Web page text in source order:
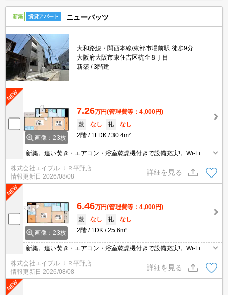
新築 賃貸アパート ニューバッツ
大和路線・関西本線/東部市場前駅 徒歩9分
大阪府大阪市東住吉区杭全８丁目
新築
3階建
画像：23枚
7.26万円(管理費等：4,000円)
敷
なし 礼
なし
2階
1LDK 30.4m²
新築。追い焚き・エアコン・浴室乾燥機付きで設備充実!。Wi-Fi無
料。温水洗浄便座付き。システムキッチン。オートロック。退去時
清掃費44,000円。
株式会社エイブル ＪＲ平野店
情報更新日 2026/08/08
詳細を見る
画像：23枚
6.46万円(管理費等：4,000円)
敷
なし 礼
なし
2階
1DK 25.6m²
新築。追い焚き・エアコン・浴室乾燥機付きで設備充実!。Wi-Fi無
料。温水洗浄便座付き。システムキッチン。オートロック。退去時
清掃費38,500円。
株式会社エイブル ＪＲ平野店
情報更新日 2026/08/08
詳細を見る